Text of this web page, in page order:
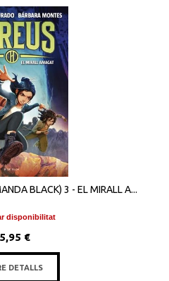
BLACK) 3 - EL MIRALL A...
disponibilitat
€
DETALLS